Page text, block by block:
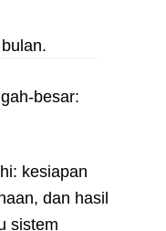
besar:
kesiapan
dan hasil
sistem